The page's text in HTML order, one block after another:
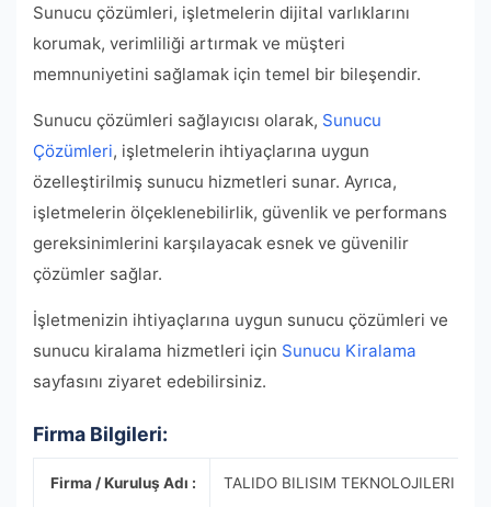
Sunucu çözümleri, işletmelerin dijital varlıklarını
korumak, verimliliği artırmak ve müşteri
memnuniyetini sağlamak için temel bir bileşendir.
Sunucu çözümleri sağlayıcısı olarak, Sunucu
Çözümleri, işletmelerin ihtiyaçlarına uygun
özelleştirilmiş sunucu hizmetleri sunar. Ayrıca,
işletmelerin ölçeklenebilirlik, güvenlik ve performans
gereksinimlerini karşılayacak esnek ve güvenilir
çözümler sağlar.
İşletmenizin ihtiyaçlarına uygun sunucu çözümleri ve
sunucu kiralama hizmetleri için Sunucu Kiralama
sayfasını ziyaret edebilirsiniz.
Firma Bilgileri:
Firma / Kuruluş Adı : TALIDO BILISIM TEKNOLOJILERI AŞ